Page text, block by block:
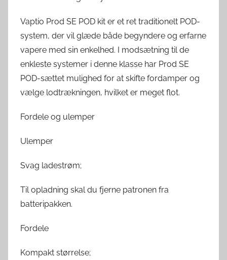
Vaptio Prod SE POD kit er et ret traditionelt POD-
system, der vil glæde både begyndere og erfarne
vapere med sin enkelhed. I modsætning til de
enkleste systemer i denne klasse har Prod SE
POD-sættet mulighed for at skifte fordamper og
vælge lodtrækningen, hvilket er meget flot.
Fordele og ulemper
Ulemper
Svag ladestrøm;
Til opladning skal du fjerne patronen fra
batteripakken.
Fordele
Kompakt størrelse;